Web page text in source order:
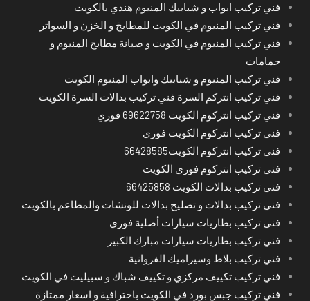
فني تركيب ابواب و شبابيك المنيوم هندي بالكويت
فني تركيب المنيوم في الكويت للمطابخ و الخزن و السواتر
فني تركيب المنيوم في الكويت و صيانة مطابخ المنيوم و
حمامات
فني تركيب المنيوم و شبابيك وابواب المنيوم الكويت
فني تركيب انتركم السرة فني تركيب بدالات السرة الكويت
فني تركيب انتركوم الكويت 69622758 فوري
فني تركيب انتركوم الكويت فوري
فني تركيب انتركوم الكويت66428585
فني تركيب انتركوم فوري الكويت
فني تركيب بدالات الكويت 66425858
فني تركيب بدالات و تصليح بدالات للونشات والمطاعم بالكويت
فني تركيب بطاريات سيارات أصلية فوري
فني تركيب بطاريات سيارات مبارك الكبير
فني تركيب بلاط وسيراميك الفروانية
فني تركيب تكييف مركزي و تكييف شباك و سبيليت في الكويت
فني تركيب جبس بورد في الكويت باحترافية و اسعار ممتازة